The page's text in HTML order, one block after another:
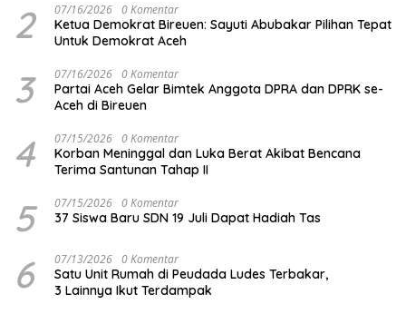
2 07/16/2026 0 Komentar
Ketua Demokrat Bireuen: Sayuti Abubakar Pilihan Tepat
Untuk Demokrat Aceh
3 07/16/2026 0 Komentar
Partai Aceh Gelar Bimtek Anggota DPRA dan DPRK se-
Aceh di Bireuen
4 07/15/2026 0 Komentar
Korban Meninggal dan Luka Berat Akibat Bencana
Terima Santunan Tahap II
5 07/15/2026 0 Komentar
37 Siswa Baru SDN 19 Juli Dapat Hadiah Tas
6 07/13/2026 0 Komentar
Satu Unit Rumah di Peudada Ludes Terbakar,
3 Lainnya Ikut Terdampak